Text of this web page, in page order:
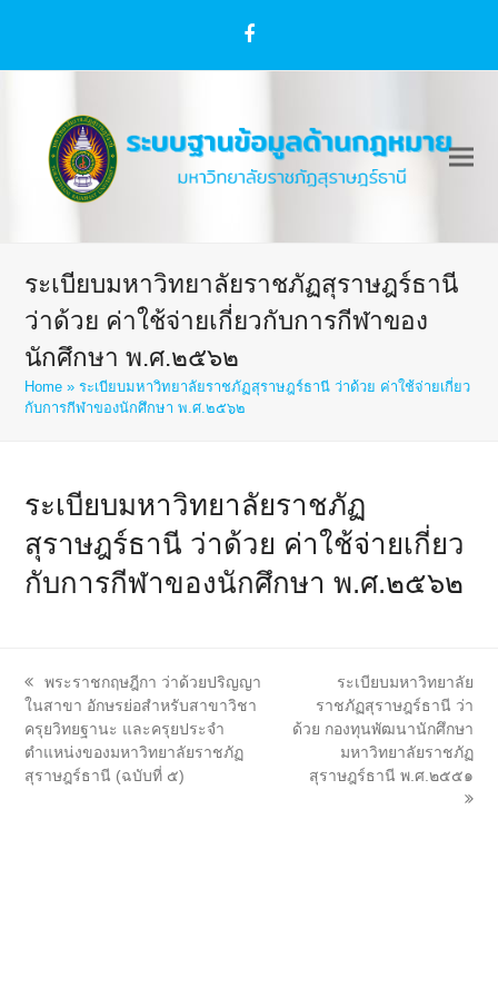
Facebook
ระเบียบมหาวิทยาลัยราชภัฏสุราษฎร์ธานี
ว่าด้วย ค่าใช้จ่ายเกี่ยวกับการกีฬาของ
นักศึกษา พ.ศ.๒๕๖๒
Home »ระเบียบมหาวิทยาลัยราชภัฏสุราษฎร์ธานี ว่าด้วย ค่าใช้จ่ายเกี่ยว
กับการกีฬาของนักศึกษา พ.ศ.๒๕๖๒
ระเบียบมหาวิทยาลัยราชภัฏ
สุราษฎร์ธานี ว่าด้วย ค่าใช้จ่ายเกี่ยว
กับการกีฬาของนักศึกษา พ.ศ.๒๕๖๒
previous
post:
พระราชกฤษฎีกา ว่าด้วยปริญญา
ในสาขา อักษรย่อสำหรับสาขาวิชา
ครุยวิทยฐานะ และครุยประจำ
ตำแหน่งของมหาวิทยาลัยราชภัฏ
สุราษฎร์ธานี (ฉบับที่ ๕)
next
post:
ระเบียบมหาวิทยาลัย
ราชภัฏสุราษฎร์ธานี ว่า
ด้วย กองทุนพัฒนานักศึกษา
มหาวิทยาลัยราชภัฏ
สุราษฎร์ธานี พ.ศ.๒๕๕๑